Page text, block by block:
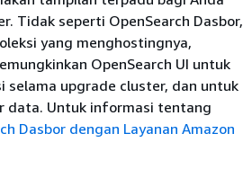
Tidak seperti OpenSearch Dasbor,
yang menghostingnya,
OpenSearch UI untuk
upgrade cluster, dan untuk
data. Untuk informasi tentang
Dasbor dengan Layanan Amazon